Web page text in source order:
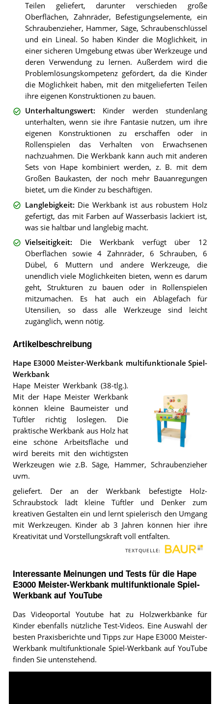
Teilen geliefert, darunter verschieden große
Oberflächen, Zahnräder, Befestigungselemente, ein
Schraubenzieher, Hammer, Säge, Schraubenschlüssel
und ein Lineal. So haben Kinder die Möglichkeit, in
einer sicheren Umgebung etwas über Werkzeuge und
deren Verwendung zu lernen. Außerdem wird die
Problemlösungskompetenz gefördert, da die Kinder
die Möglichkeit haben, mit den mitgelieferten Teilen
ihre eigenen Konstruktionen zu bauen.
Unterhaltungswert: Kinder werden stundenlang
unterhalten, wenn sie ihre Fantasie nutzen, um ihre
eigenen Konstruktionen zu erschaffen oder in
Rollenspielen das Verhalten von Erwachsenen
nachzuahmen. Die Werkbank kann auch mit anderen
Sets von Hape kombiniert werden, z. B. mit dem
Großen Baukasten, der noch mehr Bauanregungen
bietet, um die Kinder zu beschäftigen.
Langlebigkeit: Die Werkbank ist aus robustem Holz
gefertigt, das mit Farben auf Wasserbasis lackiert ist,
was sie haltbar und langlebig macht.
Vielseitigkeit: Die Werkbank verfügt über 12
Oberflächen sowie 4 Zahnräder, 6 Schrauben, 6
Dübel, 6 Muttern und andere Werkzeuge, die
unendlich viele Möglichkeiten bieten, wenn es darum
geht, Strukturen zu bauen oder in Rollenspielen
mitzumachen. Es hat auch ein Ablagefach für
Utensilien, so dass alle Werkzeuge sind leicht
zugänglich, wenn nötig.
Artikelbeschreibung
Hape E3000 Meister-Werkbank multifunktionale Spiel-
Werkbank
Hape
Werkbank
multifunktionale
Spiel-
Werkbank .
Hape Meister Werkbank (38-tlg.).
Mit der Hape Meister Werkbank
können kleine Baumeister und
Tüftler richtig loslegen. Die
praktische Werkbank aus Holz hat
eine schöne Arbeitsfläche und
wird bereits mit den wichtigsten
Werkzeugen wie z.B. Säge, Hammer, Schraubenzieher
uvm.
geliefert. Der an der Werkbank befestigte Holz-
Schraubstock lädt kleine Tüftler und Denker zum
kreativen Gestalten ein und lernt spielerisch den Umgang
mit Werkzeugen. Kinder ab 3 Jahren können hier ihre
Kreativität und Vorstellungskraft voll entfalten.
TEXTQUELLE:
Interessante Meinungen und Tests für die Hape
E3000 Meister-Werkbank multifunktionale Spiel-
Werkbank auf YouTube
Das Videoportal Youtube hat zu Holzwerkbänke für
Kinder ebenfalls nützliche Test-Videos. Eine Auswahl der
besten Praxisberichte und Tipps zur Hape E3000 Meister-
Werkbank multifunktionale Spiel-Werkbank auf YouTube
finden Sie untenstehend.